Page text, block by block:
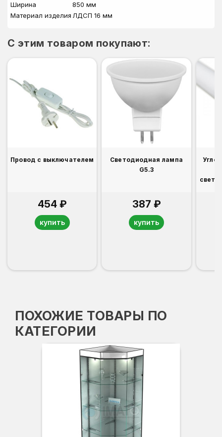
Ширина
850 мм
Материал изделия ЛДСП 16 мм
C этим товаром покупают:
Провод с выключателем
454 ₽
купить
Светодиодная лампа
G5.3
387 ₽
купить
ПОХОЖИЕ ТОВАРЫ ПО
КАТЕГОРИИ